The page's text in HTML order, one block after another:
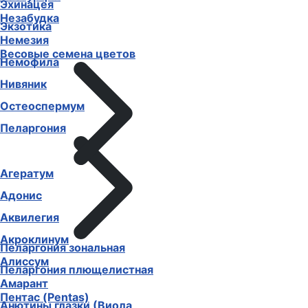
Незабудка
Немезия
Немофила
Нивяник
Остеоспермум
Пеларгония
Пеларгония зональная
Пеларгония плющелистная
Пентас (Pentas)
Эхинацея
Экзотика
Весовые семена цветов
Агератум
Адонис
Аквилегия
Акроклинум
Алиссум
Амарант
Анютины глазки (Виола